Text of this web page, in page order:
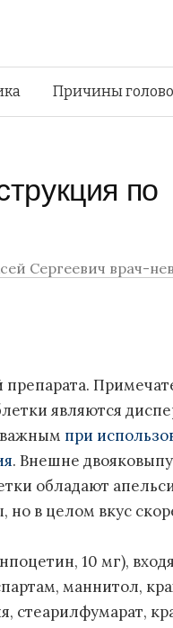
Причины
по
Сергеевич врач-
являются
важным при
. Внешне
обладают
но в целом вкус
10 мг),
маннитол,
стеарилфумарат,